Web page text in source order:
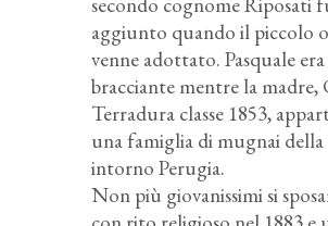
aggiunto quando il piccolo
venne adottato. Pasquale era
bracciante mentre la
Terradura classe 1853,
una famiglia di mugnai della
intorno Perugia.
Non più giovanissimi si